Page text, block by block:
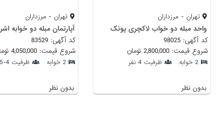
تهران - مرزداران
واحد مبله دو خواب لاکچری پونک
کد آگهی: 98025
شروع قیمت: 2,800,000 تومان
2 خوابه ظرفیت 4 نفر
بدون نظر
تهران - مرزداران
آپارتمان مبله دو خوابه
کد آگهی: 83529
شروع قیمت: 4,050,000 تومان
2 خوابه ظرفیت 4-5 نفر
بدون نظر